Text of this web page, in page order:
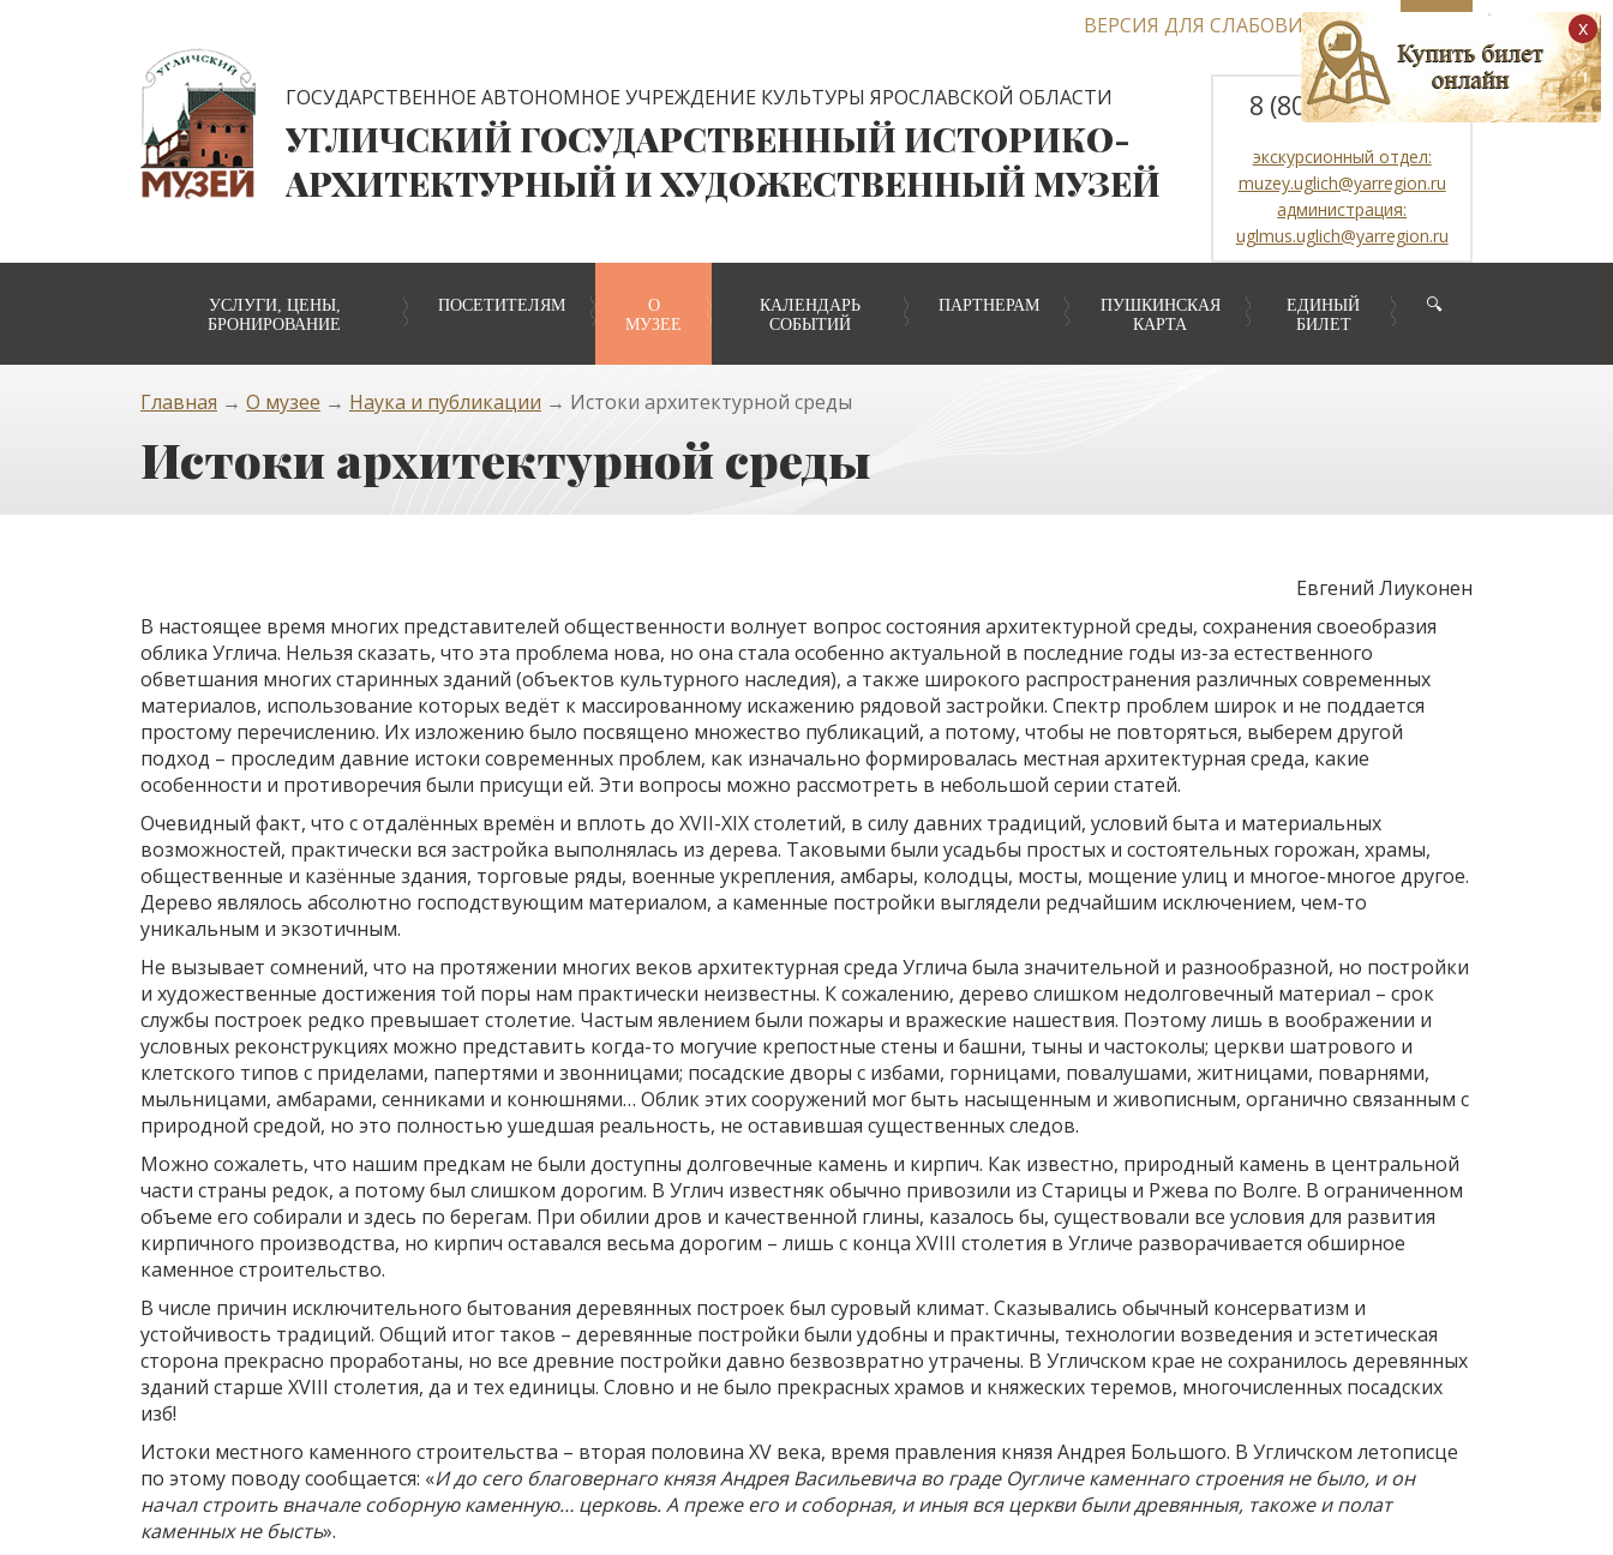
ВЕРСИЯ ДЛЯ СЛАБОВИДЯЩИХ
ГОСУДАРСТВЕННОЕ АВТОНОМНОЕ УЧРЕЖДЕНИЕ КУЛЬТУРЫ ЯРОСЛАВСКОЙ ОБЛАСТИ
УГЛИЧСКИЙ ГОСУДАРСТВЕННЫЙ ИСТОРИКО-
АРХИТЕКТУРНЫЙ И ХУДОЖЕСТВЕННЫЙ МУЗЕЙ
8 (800) 2507317
экскурсионный отдел:
muzey.uglich@yarregion.ru
администрация:
uglmus.uglich@yarregion.ru
УСЛУГИ, ЦЕНЫ,
БРОНИРОВАНИЕ
ПОСЕТИТЕЛЯМ
О
МУЗЕЕ
КАЛЕНДАРЬ
СОБЫТИЙ
ПАРТНЕРАМ
ПУШКИНСКАЯ
КАРТА
ЕДИНЫЙ
БИЛЕТ
🔍
Главная → О музее → Наука и публикации → Истоки архитектурной среды
Истоки архитектурной среды
Евгений Лиуконен
В настоящее время многих представителей общественности волнует вопрос состояния архитектурной среды, сохранения своеобразия
облика Углича. Нельзя сказать, что эта проблема нова, но она стала особенно актуальной в последние годы из-за естественного
обветшания многих старинных зданий (объектов культурного наследия), а также широкого распространения различных современных
материалов, использование которых ведёт к массированному искажению рядовой застройки. Спектр проблем широк и не поддается
простому перечислению. Их изложению было посвящено множество публикаций, а потому, чтобы не повторяться, выберем другой
подход – проследим давние истоки современных проблем, как изначально формировалась местная архитектурная среда, какие
особенности и противоречия были присущи ей. Эти вопросы можно рассмотреть в небольшой серии статей.
Очевидный факт, что с отдалённых времён и вплоть до XVII-XIX столетий, в силу давних традиций, условий быта и материальных
возможностей, практически вся застройка выполнялась из дерева. Таковыми были усадьбы простых и состоятельных горожан, храмы,
общественные и казённые здания, торговые ряды, военные укрепления, амбары, колодцы, мосты, мощение улиц и многое-многое другое.
Дерево являлось абсолютно господствующим материалом, а каменные постройки выглядели редчайшим исключением, чем-то
уникальным и экзотичным.
Не вызывает сомнений, что на протяжении многих веков архитектурная среда Углича была значительной и разнообразной, но постройки
и художественные достижения той поры нам практически неизвестны. К сожалению, дерево слишком недолговечный материал – срок
службы построек редко превышает столетие. Частым явлением были пожары и вражеские нашествия. Поэтому лишь в воображении и
условных реконструкциях можно представить когда-то могучие крепостные стены и башни, тыны и частоколы; церкви шатрового и
клетского типов с приделами, папертями и звонницами; посадские дворы с избами, горницами, повалушами, житницами, поварнями,
мыльницами, амбарами, сенниками и конюшнями… Облик этих сооружений мог быть насыщенным и живописным, органично связанным с
природной средой, но это полностью ушедшая реальность, не оставившая существенных следов.
Можно сожалеть, что нашим предкам не были доступны долговечные камень и кирпич. Как известно, природный камень в центральной
части страны редок, а потому был слишком дорогим. В Углич известняк обычно привозили из Старицы и Ржева по Волге. В ограниченном
объеме его собирали и здесь по берегам. При обилии дров и качественной глины, казалось бы, существовали все условия для развития
кирпичного производства, но кирпич оставался весьма дорогим – лишь с конца XVIII столетия в Угличе разворачивается обширное
каменное строительство.
В числе причин исключительного бытования деревянных построек был суровый климат. Сказывались обычный консерватизм и
устойчивость традиций. Общий итог таков – деревянные постройки были удобны и практичны, технологии возведения и эстетическая
сторона прекрасно проработаны, но все древние постройки давно безвозвратно утрачены. В Угличском крае не сохранилось деревянных
зданий старше XVIII столетия, да и тех единицы. Словно и не было прекрасных храмов и княжеских теремов, многочисленных посадских
изб!
Истоки местного каменного строительства – вторая половина XV века, время правления князя Андрея Большого. В Угличском летописце
по этому поводу сообщается: «И до сего благовернаго князя Андрея Васильевича во граде Оугличе каменнаго строения не было, и он
начал строить вначале соборную каменную… церковь. А преже его и соборная, и иныя вся церкви были древянныя, такоже и полат
каменных не бысть».
x